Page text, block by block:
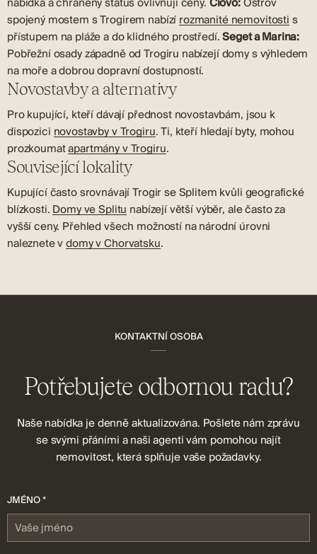
spojený mostem s Trogirem nabízí rozmanité nemovitosti s
přístupem na pláže a do klidného prostředí.Seget a Marina:
Pobřežní osady západně od Trogiru nabízejí domy s výhledem
na moře a dobrou dopravní dostupností.
Novostavby a alternativy
Pro kupující, kteří dávají přednost novostavbám, jsou k
dispozici novostavby v Trogiru. Ti, kteří hledají byty, mohou
prozkoumatapartmány v Trogiru.
Související lokality
Kupující často srovnávají Trogir se Splitem kvůli geografické
blízkosti. Domy ve Splitu nabízejí větší výběr, ale často za
vyšší ceny. Přehled všech možností na národní úrovni
naleznete vdomy v Chorvatsku.
KONTAKTNÍ OSOBA
Potřebujete odbornou radu?
Naše nabídka je denně aktualizována. Pošlete nám zprávu
se svými přáními a naši agenti vám pomohou najít
nemovitost, která splňuje vaše požadavky.
JMÉNO *